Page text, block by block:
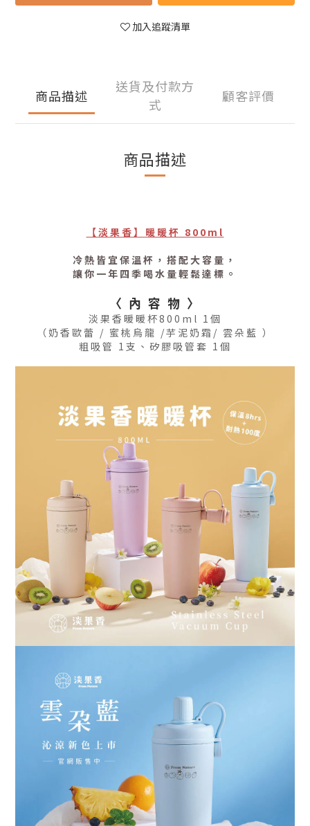
加入追蹤清單
商品描述
送貨及付款方
式
顧客評價
商品描述
【淡果香】暖暖杯 800ml
冷熱皆宜保溫杯，搭配大容量，
讓你一年四季喝水量輕鬆達標。
〈 內 容 物 〉
淡果香暖暖杯800ml 1個
（奶香歐蕾 / 蜜桃烏龍 /芋泥奶霜 / 雲朵藍 ）
粗吸管 1支、矽膠吸管套 1個